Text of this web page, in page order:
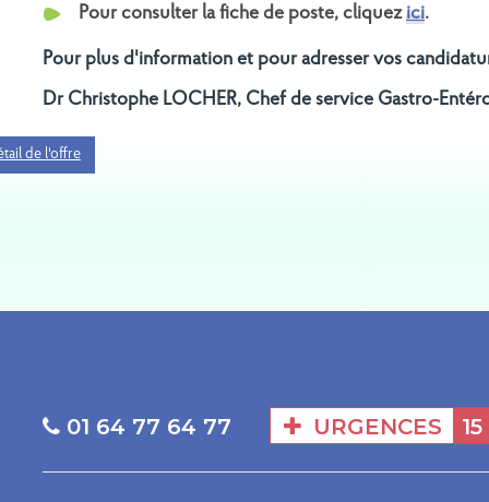
Pour consulter la fiche de poste, cliquezici.
Pour plus d'information et pour adresser vos
Dr Christophe LOCHER, Chef de service Gastro-
de l'offre
: 1 PHC
–
- SITE DE
MEAUX
RECRUTEMENT : 1
MÉDECIN (PH – PHC –
CCA) - SITE DE MARNE-LA-
VALLÉE
01 64 77 64 77 URGENCES 15